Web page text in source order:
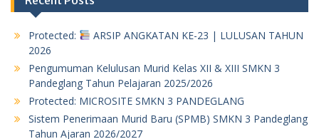
Protected:
ARSIP ANGKATAN KE-23 | LULUSAN TAHUN
2026
Pengumuman Kelulusan Murid Kelas XII & XIII SMKN 3
Pandeglang Tahun Pelajaran 2025/2026
Protected: MICROSITE SMKN 3 PANDEGLANG
Sistem Penerimaan Murid Baru (SPMB) SMKN 3 Pandeglang
Tahun Ajaran 2026/2027